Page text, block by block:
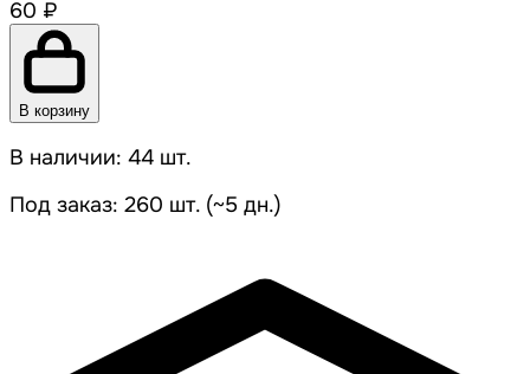
60 ₽
В корзину
В наличии: 44 шт.
Под заказ: 260 шт. (~5 дн.)